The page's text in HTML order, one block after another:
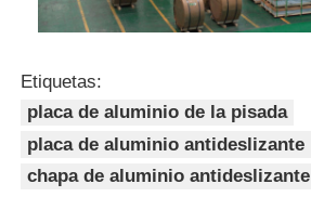
Etiquetas:
placa de aluminio de la pisada
placa de aluminio antideslizante
chapa de aluminio antideslizante